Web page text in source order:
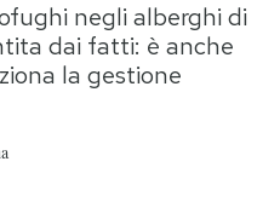
Consumismi
Storie/Idee
negli alberghi di
dai fatti: è anche
la gestione